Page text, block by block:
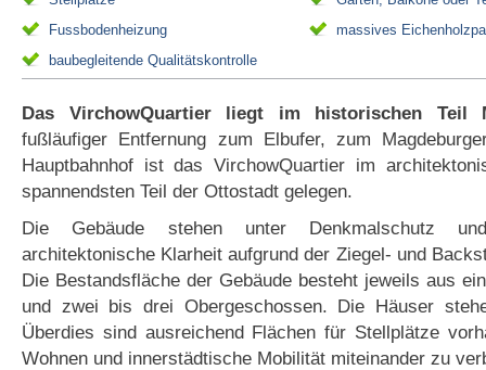
Fussbodenheizung
massives
baubegleitende Qualitätskontrolle
Das VirchowQuartier liegt im historischen Teil
fußläufiger Entfernung zum Elbufer, zum
Hauptbahnhof ist das VirchowQuartier im
spannendsten Teil der Ottostadt gelegen.
Die Gebäude stehen unter Denkmalschutz
architektonische Klarheit aufgrund der Ziegel- und
Die Bestandsfläche der Gebäude besteht jeweils aus
und zwei bis drei Obergeschossen. Die Häuser
Überdies sind ausreichend Flächen für Stellplätze
Wohnen und innerstädtische Mobilität miteinander zu